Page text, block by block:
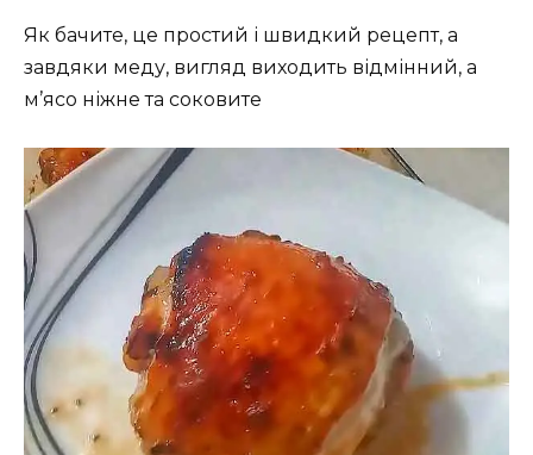
Як бачите, це простий і швидкий рецепт, а
завдяки меду, вигляд виходить відмінний, а
м’ясо ніжне та соковите